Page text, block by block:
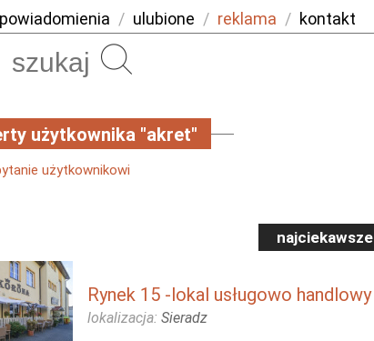
powiadomienia / ulubione / reklama / kontakt
użytkownika "akret"
użytkownikowi
najciekawsze
Rynek 15 -lokal usługowo handlowy
lokalizacja: Sieradz